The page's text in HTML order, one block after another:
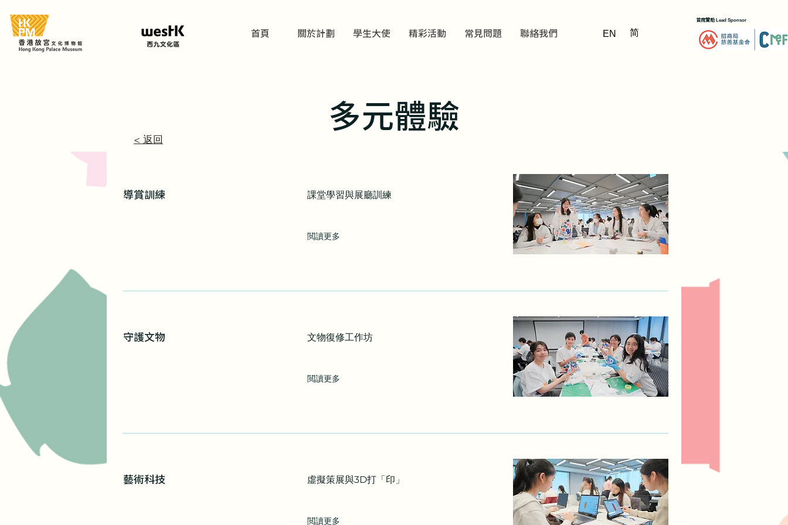
首頁 關於計劃 學生大使 精彩活動 常見問題 聯絡我們 EN 简
首席贊助 Lead Sponsor
多元體驗
< 返回
導賞訓練 課堂學習與展廳訓練
閲讀更多
守護文物 文物復修工作坊
閲讀更多
藝術科技 虛擬策展與3D打「印」
閲讀更多